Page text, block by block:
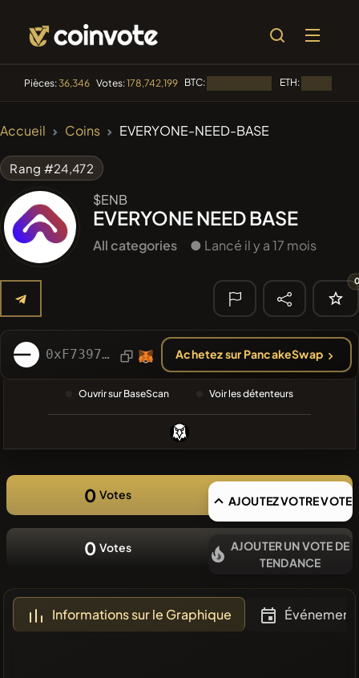
Pièces:36,346 Votes:178,742,199 BTC: ETH:
TENDANCE
SkyTradeUSDT SUSDT
#210
🔎
RECHERCHE
RÉCENTE
pièce
récente
Accueil Coins EVERYONE-NEED-BASE
Rang #24,472
$ENB
EVERYONE NEED BASE
All categories ● Lancé il y a 17 mois
0xF73978B3A7D1d4974abAE11f696c1b4408c027A0 Achetez sur PancakeSwap
Ouvrir sur BaseScan Voir les détenteurs
0 Votes AJOUTEZ VOTRE VOTE
0 Votes
AJOUTER UN VOTE DE
TENDANCE
Informations sur le Graphique